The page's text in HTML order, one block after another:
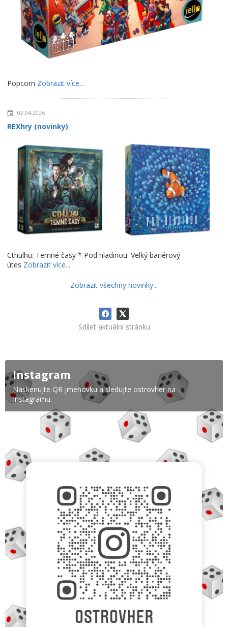
Popcorn Zobrazit více...
02.04.2026
REXhry (novinky)
Cthulhu: Temné časy * Pod hladinou: Velký bariérový
útes Zobrazit více...
Zobrazit všechny novinky...
Sdílet aktuální stránku
Instagram
Naskenujte QR jmenovku a sledujte ostrovher na
Instagramu.